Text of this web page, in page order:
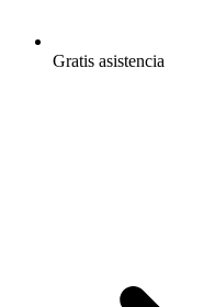
Gratis asistencia